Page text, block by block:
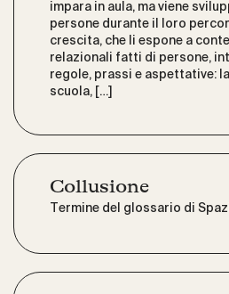
impara in aula, ma viene
persone durante il loro
crescita, che li espone a
relazionali fatti di persone,
regole, prassi e aspettative:
scuola, […]
Collusione
Termine del glossario di